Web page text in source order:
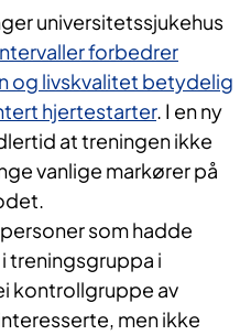
universitetssjukehus
forbedrer
og livskvalitet betydelig
hjertestarter. I en ny
at treningen ikke
vanlige markører på
som hadde
treningsgruppa i
kontrollgruppe av
men ikke